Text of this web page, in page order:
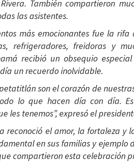
También compartieron
las asistentes.
más emocionantes fue la
refrigeradores, freidoras y
recibió un obsequio
un recuerdo inolvidable.
son el corazón de
lo que hacen día con día.
les tenemos”, expresó el
reconoció el amor, la fortaleza
en sus familias y ejemplo
compartieron esta celebración